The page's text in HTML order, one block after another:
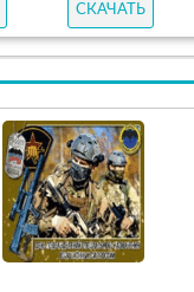
СКАЧАТЬ